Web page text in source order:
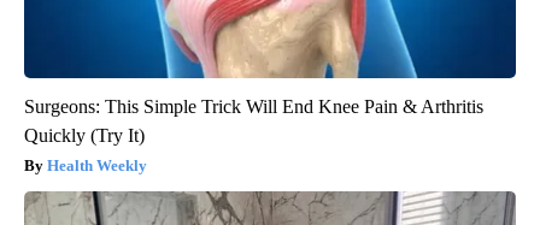
Surgeons: This Simple Trick Will End Knee Pain & Arthritis
Quickly (Try It)
Health Weekly